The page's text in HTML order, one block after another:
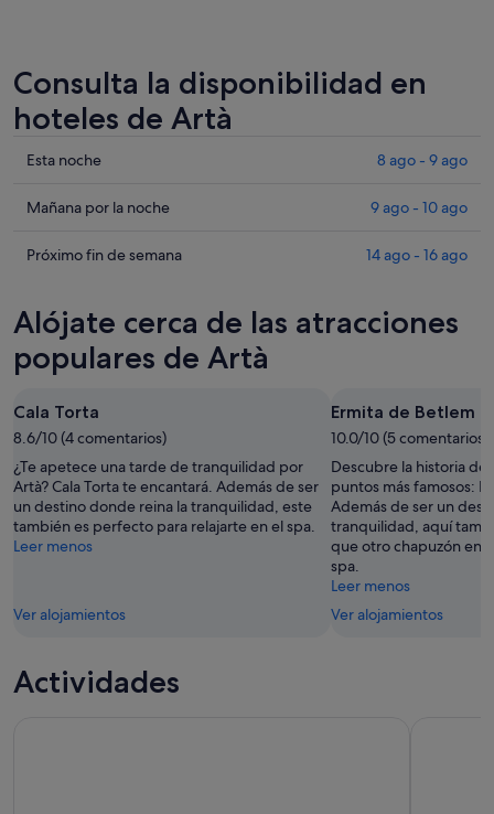
Consulta la disponibilidad en
hoteles de Artà
Comprueba
precios
Artà
noche,
ago
9
ago
Esta noche 8 ago - 9 ago
Comprueba
precios
para
mañana
por
noche,
9
ago
-
10
ago
Mañana por la noche 9 ago - 10 ago
Comprueba
en
Artà
para
próximo
fin
de
semana,
14
ago
-
Próximo fin de semana 14 ago - 16 ago
Alójate cerca de las atracciones
populares de Artà
Cala Torta
8.6/10 (4 comentarios)
¿Te apetece una tarde de tranquilidad por
Artà? Cala Torta te encantará. Además de ser
un destino donde reina la tranquilidad, este
también es perfecto para relajarte en el spa.
Leer menos
Ver alojamientos
Ermita de Betlem
10.0/10 (5 comentarios)
Descubre la historia
puntos más famosos:
Además de ser un
tranquilidad, aquí
que otro chapuzón en
spa.
Leer menos
Ver alojamientos
Actividades